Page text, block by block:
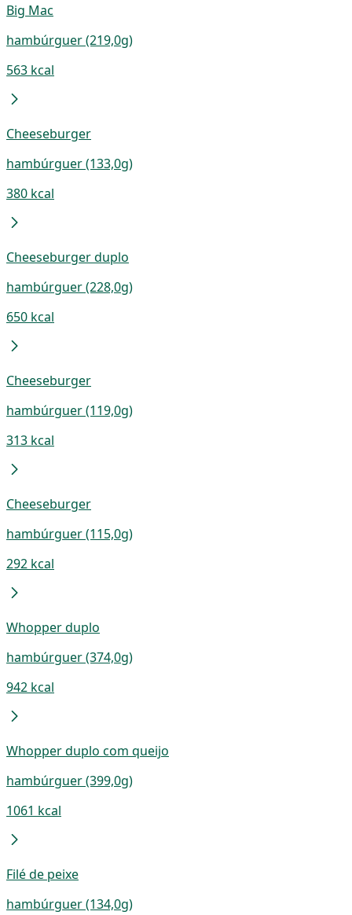
Big Mac
hambúrguer (219,0g)
563 kcal
Cheeseburger
hambúrguer (133,0g)
380 kcal
Cheeseburger duplo
hambúrguer (228,0g)
650 kcal
Cheeseburger
hambúrguer (119,0g)
313 kcal
Cheeseburger
hambúrguer (115,0g)
292 kcal
Whopper duplo
hambúrguer (374,0g)
942 kcal
Whopper duplo com queijo
hambúrguer (399,0g)
1061 kcal
Filé de peixe
hambúrguer (134,0g)